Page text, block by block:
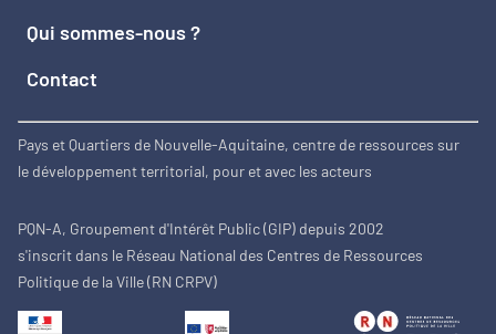
Qui sommes-nous ?
Contact
Pays et Quartiers de Nouvelle-Aquitaine, centre de ressources sur
le développement territorial, pour et avec les acteurs
PQN-A, Groupement d'Intérêt Public (GIP) depuis 2002
s'inscrit dans le Réseau National des Centres de Ressources
Politique de la Ville (RN CRPV)